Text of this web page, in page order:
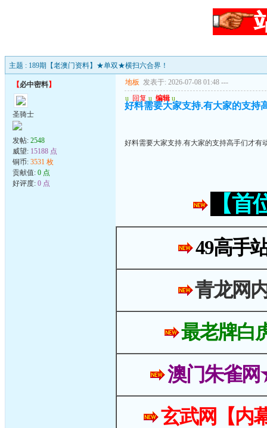
主题 : 189期【老澳门资料】★单双★横扫六合界！
【必中密料】
圣骑士
发帖: 2548
威望: 15188 点
铜币: 3531 枚
贡献值: 0 点
好评度: 0 点
地板 发表于: 2026-07-08 01:48 ---
u 回复 u 编辑 u
好料需要大家支持.有大家的支持
好料需要大家支持.有大家的支持高手们才有
【
49高手
青龙网
最老牌白
澳门朱雀
玄武网【内